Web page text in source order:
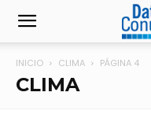
INICIO CLIMA PÁGINA 4
CLIMA